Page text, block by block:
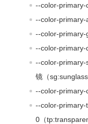
--color-primary-
--color-primary-
--color-primary-
--color-primary-
--color-primary-
镜（
--color-primary-
--color-primary-
0（